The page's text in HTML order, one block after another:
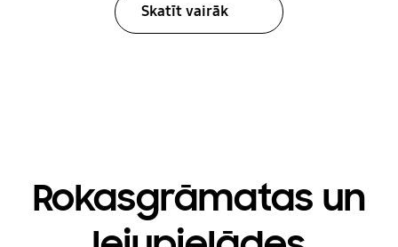
Skatīt vairāk
Rokasgrāmatas un